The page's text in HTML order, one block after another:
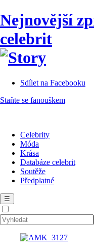
Nejnovější
celebrit
Sdílet na Facebooku
Staňte se fanouškem
Celebrity
Móda
Krása
Databáze celebrit
Soutěže
Předplatné
☰